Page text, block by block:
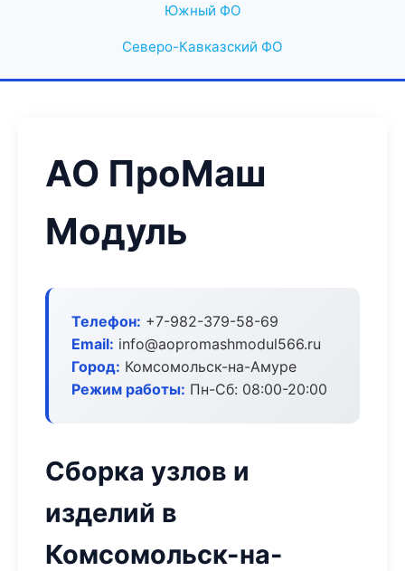
Южный ФО
Северо-Кавказский ФО
АО ПроМаш
Модуль
Телефон: +7-982-379-58-69
Email: info@aopromashmodul566.ru
Город: Комсомольск-на-Амуре
Режим работы: Пн-Сб: 08:00-20:00
Сборка узлов и
изделий в
Комсомольск-на-